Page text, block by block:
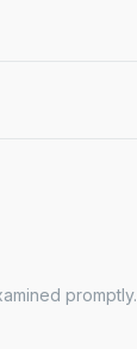
promptly.